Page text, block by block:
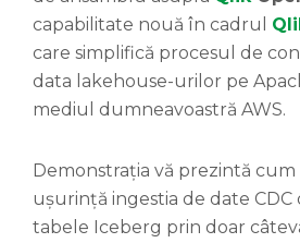
capabilitate nouă în cadrul
care simplifică procesul de
data lakehouse-urilor pe
mediul dumneavoastră AWS.
Demonstrația vă prezintă
ușurință ingestia de date CDC
tabele Iceberg prin doar